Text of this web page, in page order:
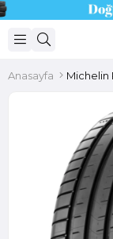
Anasayfa Michelin